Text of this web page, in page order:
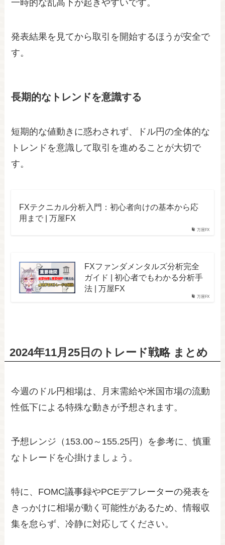
一時的な乱高下が起きやすいです。
発表結果を見てから取引を開始するほうが安全で
す。
長期的なトレンドを意識する
短期的な値動きに惑わされず、ドル円の全体的な
トレンドを意識して取引を進めることが大切で
す。
万屋FX
FXテクニカル分析入門：初心者向けの基本から応
用まで | 万屋FX
万屋FX
FXファンダメンタルズ分析完全
ガイド | 初心者でもわかる分析手
法 | 万屋FX
2024年11月25日のトレード戦略 まとめ
今週のドル円相場は、月末需給や米国市場の流動
性低下による特殊な動きが予想されます。
予想レンジ（153.00～155.25円）を参考に、慎重
なトレードを心掛けましょう。
特に、FOMC議事録やPCEデフレーターの発表を
きっかけに相場が動く可能性があるため、情報収
集を怠らず、冷静に対応してください。